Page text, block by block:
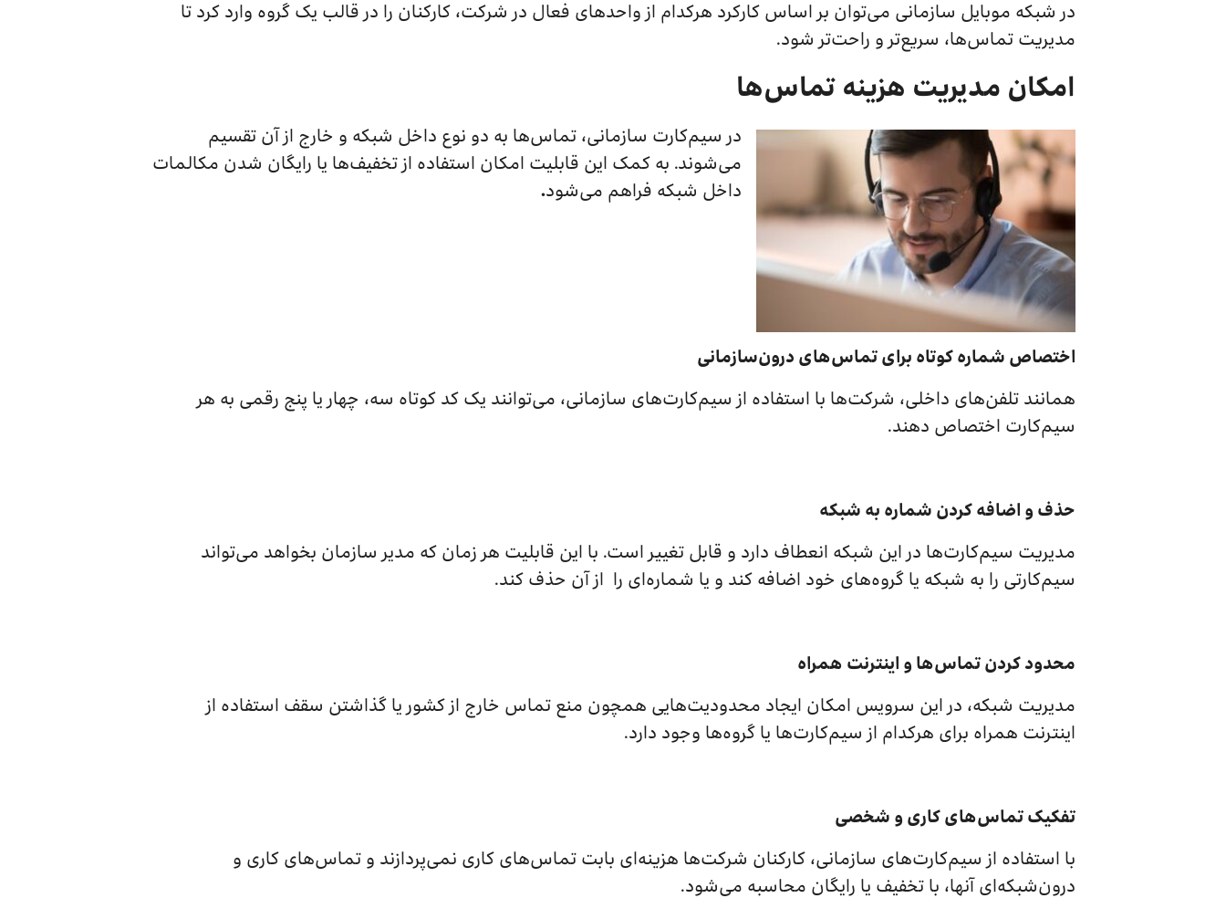
در شبکه موبایل سازمانی می‌توان بر اساس کارکرد هرکدام از واحدهای فعال در شرکت، کارکنان را در قالب یک گروه وارد کرد تا
مدیریت تماس‌ها، سریع‌تر و راحت‌تر شود.
امکان مدیریت هزینه‌ تماس‌ها
در سیم‌کارت سازمانی، تماس‌ها به دو نوع داخل شبکه و خارج از آن تقسیم
می‌شوند. به کمک این قابلیت‌ امکان استفاده از تخفیف‌ها یا رایگان شدن مکالمات
داخل شبکه فراهم می‌شود.
اختصاص شماره کوتاه برای تماس‌‌های درون‌سازمانی
همانند تلفن‌های داخلی، شرکت‌ها با استفاده از سیم‌کارت‌های سازمانی، می‌توانند یک کد کوتاه سه، چهار یا پنج رقمی به هر
سیم‌کارت اختصاص ‌دهند.
حذف و اضافه کردن شماره به شبکه
مدیریت سیم‌کارت‌ها در این شبکه انعطاف دارد و قابل تغییر است. با این قابلیت هر زمان که مدیر سازمان بخواهد می‌تواند
سیم‌کارتی را به شبکه یا گروه‌های خود اضافه کند و یا شماره‌ای را از آن حذف کند.
محدود کردن تماس‌ها و اینترنت همراه
مدیریت شبکه، در این سرویس امکان ایجاد محدودیت‌هایی همچون منع تماس خارج از کشور یا گذاشتن سقف استفاده از
اینترنت همراه برای هرکدام از سیم‌کارت‌ها یا گروه‌ها وجود دارد.
تفکیک تماس‌های کاری و شخصی
با استفاده از سیم‌کارت‌های سازمانی، کارکنان شرکت‌ها هزینه‌ای بابت تماس‌های کاری نمی‌پردازند و تماس‌های کاری و
درون‌شبکه‌ای آنها، با تخفیف‌ یا رایگان محاسبه می‌شود.